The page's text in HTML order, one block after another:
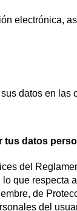
electrónica,
datos en
tus datos
del
que
de
del